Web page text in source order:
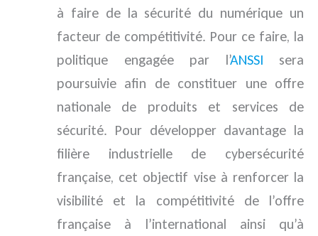
à faire de la sécurité du numérique un
facteur de compétitivité. Pour ce faire, la
politique engagée par l’ANSSI sera
poursuivie afin de constituer une offre
nationale de produits et services de
sécurité. Pour développer davantage la
filière industrielle de cybersécurité
française, cet objectif vise à renforcer la
visibilité et la compétitivité de l’offre
française à l’international ainsi qu’à